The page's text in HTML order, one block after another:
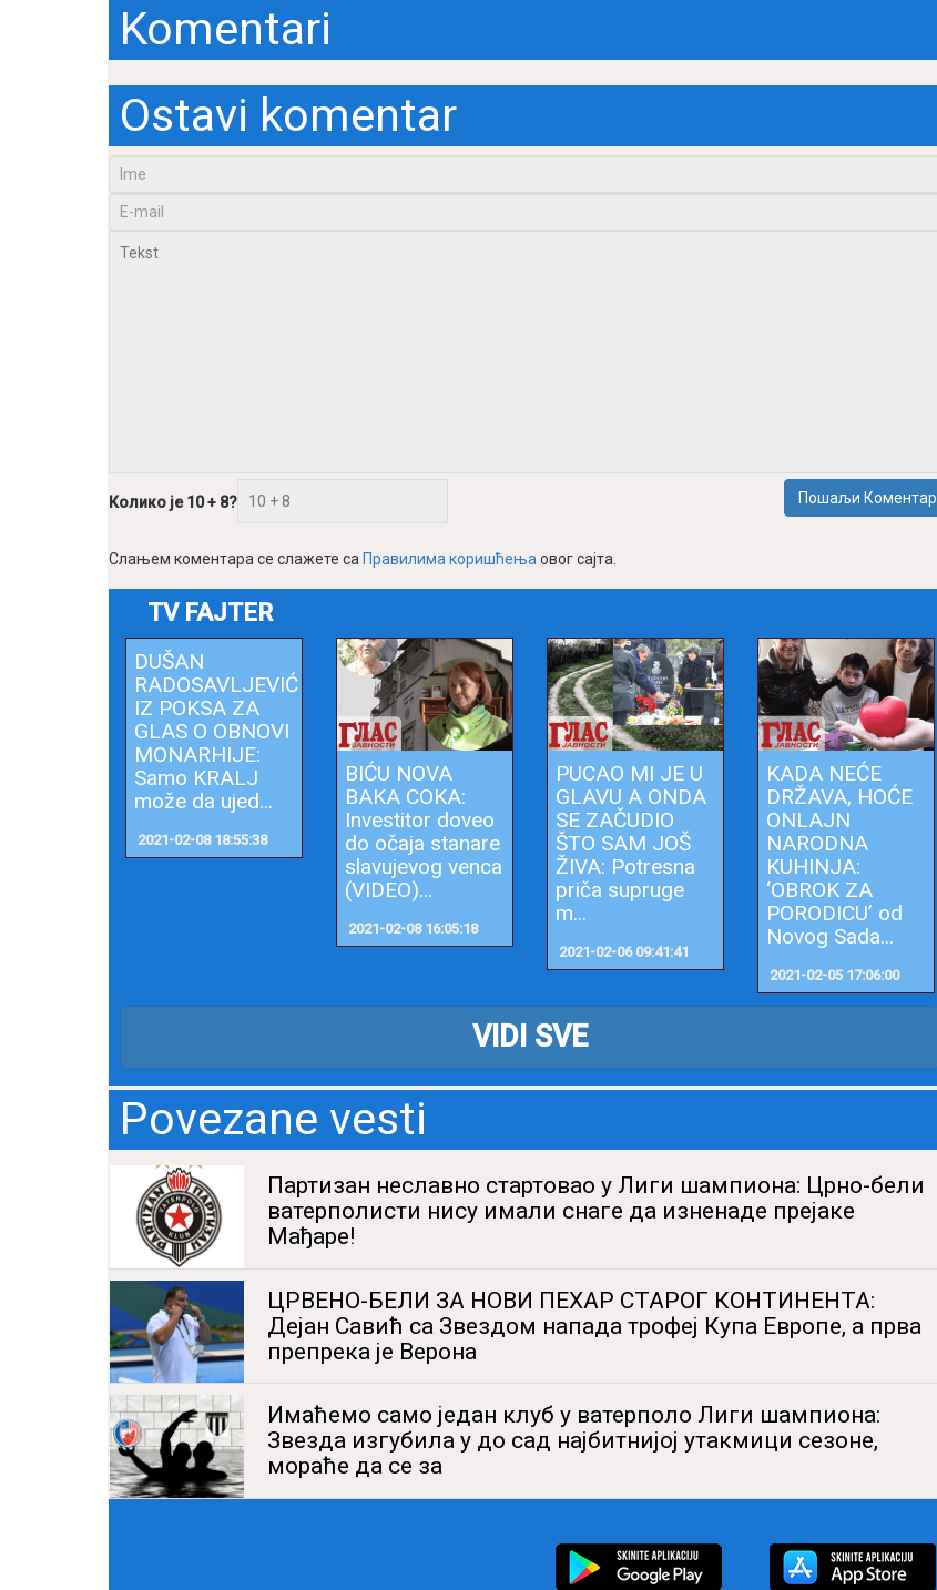
Komentari
Ostavi komentar
Колико је 10 + 8? Пошаљи Коментар
Слањем коментара се слажете са Правилима коришћењаовог сајта.
TV FAJTER
DUŠAN
RADOSAVLJEVIĆ
IZ POKSA ZA
GLAS O OBNOVI
MONARHIJE:
Samo KRALJ
može da ujed...
2021-02-08 18:55:38
BIĆU NOVA
BAKA COKA:
Investitor doveo
do očaja stanare
slavujevog venca
(VIDEO)...
2021-02-08 16:05:18
PUCAO MI JE U
GLAVU A ONDA
SE ZAČUDIO
ŠTO SAM JOŠ
ŽIVA: Potresna
priča supruge
m...
2021-02-06 09:41:41
KADA NEĆE
DRŽAVA, HOĆE
ONLAJN
NARODNA
KUHINJA:
‘OBROK ZA
PORODICU’ od
Novog Sada...
2021-02-05 17:06:00
VIDI SVE
Povezane vesti
Партизан неславно стартовао у Лиги шампиона: Црно-бели
ватерполисти нису имали снаге да изненаде прејаке
Мађаре!
ЦРВЕНО-БЕЛИ ЗА НОВИ ПЕХАР СТАРОГ КОНТИНЕНТА:
Дејан Савић са Звездом напада трофеј Купа Европе, а прва
препрека је Верона
Имаћемо само један клуб у ватерполо Лиги шампиона:
Звезда изгубила у до сад најбитнијој утакмици сезоне,
мораће да се за